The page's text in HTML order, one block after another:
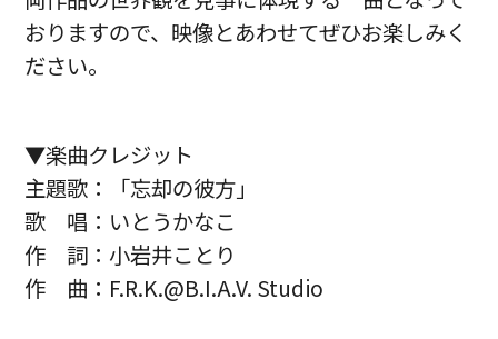
おりますので、映像とあわせてぜひお楽しみく
ださい。
▼楽曲クレジット
主題歌：「忘却の彼方」
歌 唱：いとうかなこ
作 詞：小岩井ことり
作 曲：F.R.K.@B.I.A.V. Studio